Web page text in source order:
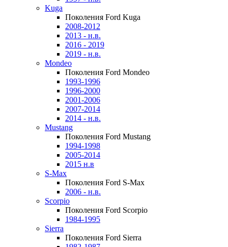
Kuga
Поколения Ford Kuga
2008-2012
2013 - н.в.
2016 - 2019
2019 - н.в.
Mondeo
Поколения Ford Mondeo
1993-1996
1996-2000
2001-2006
2007-2014
2014 - н.в.
Mustang
Поколения Ford Mustang
1994-1998
2005-2014
2015 н.в
S-Max
Поколения Ford S-Max
2006 - н.в.
Scorpio
Поколения Ford Scorpio
1984-1995
Sierra
Поколения Ford Sierra